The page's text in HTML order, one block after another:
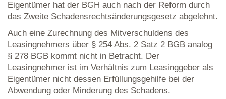
Eigentümer hat der BGH auch nach der Reform durch
das Zweite Schadensrechtsänderungsgesetz abgelehnt.
Auch eine Zurechnung des Mitverschuldens des
Leasingnehmers über § 254 Abs. 2 Satz 2 BGB analog
§ 278 BGB kommt nicht in Betracht. Der
Leasingnehmer ist im Verhältnis zum Leasinggeber als
Eigentümer nicht dessen Erfüllungsgehilfe bei der
Abwendung oder Minderung des Schadens.